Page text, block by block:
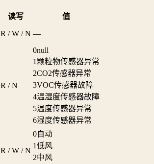
读写
值
R / W / N —
R / N
0null
1颗粒物传感器异常
2CO2传感器异常
3VOC传感器故障
4温湿度传感器故障
5温度传感器异常
6湿度传感器异常
R / W / N
0自动
1低风
2中风